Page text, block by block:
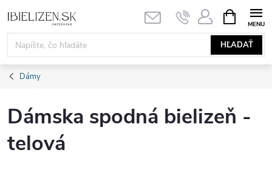
na
obsah
HĽADAŤ
KOŠÍK
Dámy
Dámska spodná bielizeň -
telová